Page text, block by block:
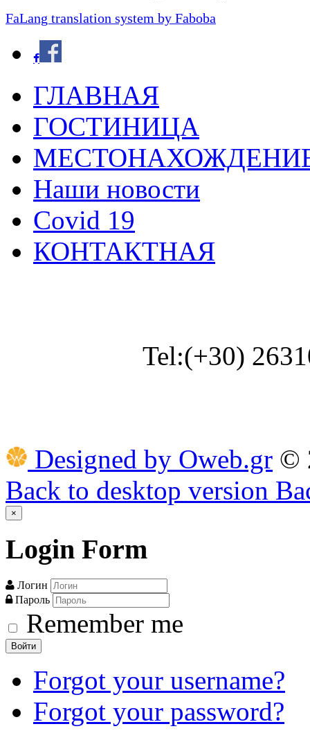
FaLang translation system by Faboba
ГЛАВНАЯ
ГОСТИНИЦА
Наши новости
Covid 19
КОНТАКТНАЯ
Tel:(+30)
Designed by Oweb.gr ©
Back to desktop version
×
Login Form
Логин
Пароль
Remember me
Войти
Forgot your username?
Forgot your password?